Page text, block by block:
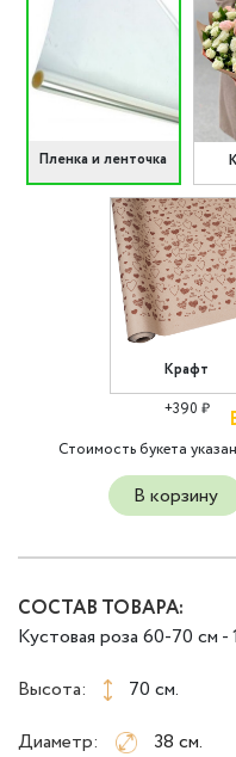
Пленка и ленточка
Крафт
+390 ₽
Стоимость букета
В корзину
СОСТАВ ТОВАРА:
Кустовая роза 60-70 см -
Высота:
70 см.
Диаметр:
38 см.